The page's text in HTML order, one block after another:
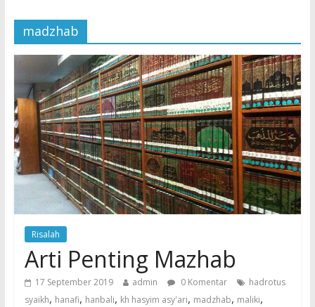
madzhab
Risalah
Arti Penting Mazhab
17 September 2019 admin 0 Komentar
hadrotus
syaikh, hanafi, hanbali, kh hasyim asy'ari, madzhab, maliki,